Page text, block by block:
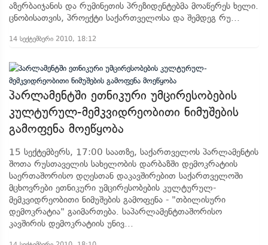
აზერბაიჯანის და რუმინეთის პრეზიდენტებმა მოაწერეს ხელი.
ცნობისათვის, პროექტი საქართველოსა და შემდეგ რუ...
14 სექტემბერი 2010, 18:12
პარლამენტში ეთნიკური უმცირესობების
კულტურულ-მემკვიდრეობითი ნიმუშების
გამოფენა მოეწყობა
15 სექტემბერს, 17:00 საათზე, საქართველოს პარლამენტის
შოთა რუსთაველის სახელობის დარბაზში დემოკრატიის
საერთაშორისო დღესთან დაკავშირებით საქართველოში
მცხოვრები ეთნიკური უმცირესობების კულტურულ-
მემკვიდრეობითი ნიმუშების გამოფენა - "თბილისური
დემოკრატია" გაიმართება. საპარლამენტთაშორისო
კავშირის დემოკრატიის უნივ...